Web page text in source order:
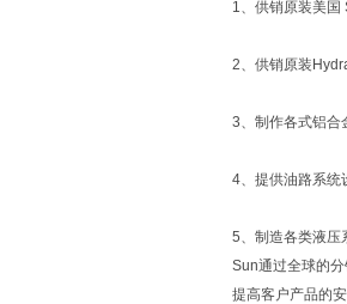
1、供销原装美国
2、供销原装
3、制作各式铝合
4、提供油路系统
5、制造各类液压
Sun通过全球的
提高客户产品的